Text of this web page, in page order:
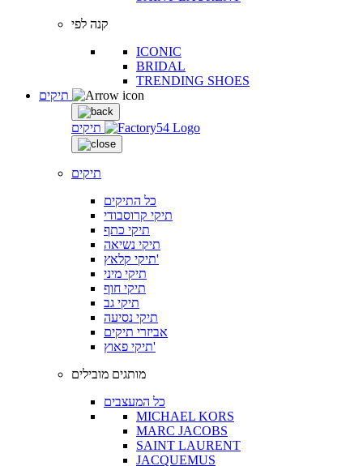
קנה לפי
ICONIC
BRIDAL
TRENDING SHOES
תיקים
תיקים
כל התיקים
תיקי קרוסבודי
תיקי כתף
תיקי נשיאה
תיקי קלאץ'
תיקי מיני
תיקי חוף
תיקי גב
תיקי נסיעה
אביזרי תיקים
תיקי פאוץ'
מותגים מובילים
כל המעצבים
MICHAEL KORS
MARC JACOBS
SAINT LAURENT
JACQUEMUS